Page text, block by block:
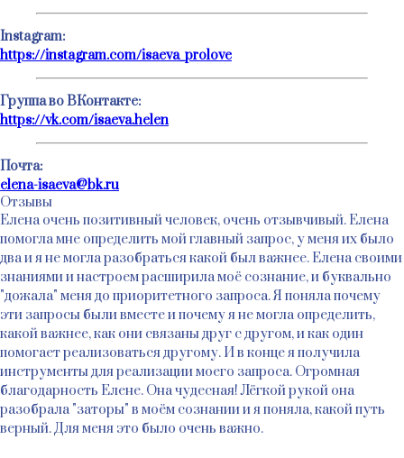
Instagram:
https://instagram.com/isaeva_prolove
Группа во ВКонтакте:
https://vk.com/isaeva.helen
Почта:
elena-isaeva@bk.ru
Отзывы
Елена очень позитивный человек, очень отзывчивый. Елена
помогла мне определить мой главный запрос, у меня их было
два и я не могла разобраться какой был важнее. Елена своими
знаниями и настроем расширила моё сознание, и буквально
"дожала" меня до приоритетного запроса. Я поняла почему
эти запросы были вместе и почему я не могла определить,
какой важнее, как они связаны друг с другом, и как один
помогает реализоваться другому. И в конце я получила
инструменты для реализации моего запроса. Огромная
благодарность Елене. Она чудесная! Лёгкой рукой она
разобрала "заторы" в моём сознании и я поняла, какой путь
верный. Для меня это было очень важно.